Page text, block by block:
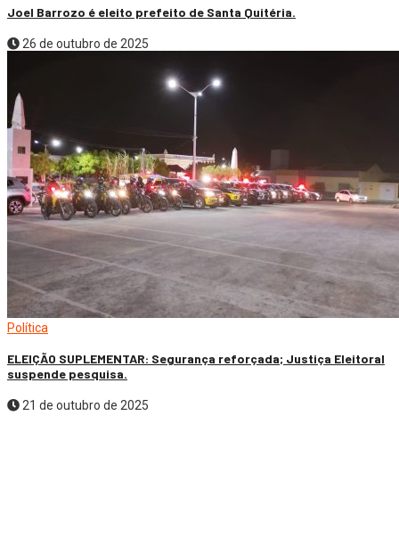
Joel Barrozo é eleito prefeito de Santa Quitéria.
26 de outubro de 2025
Política
ELEIÇÃO SUPLEMENTAR: Segurança reforçada; Justiça Eleitoral
suspende pesquisa.
21 de outubro de 2025